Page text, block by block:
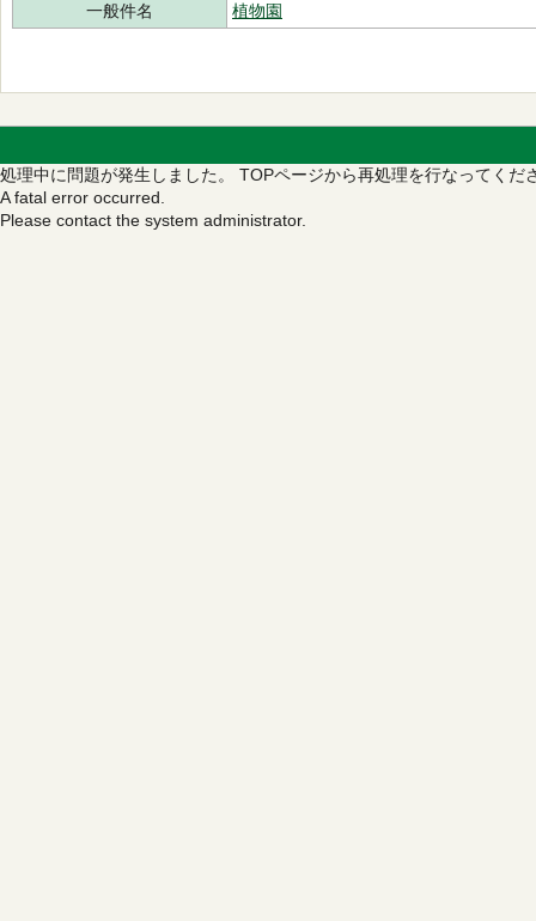
一般件名
植物園
処理中に問題が発生しました。 TOPページから再処理を行なってくだ
A fatal error occurred.
Please contact the system administrator.